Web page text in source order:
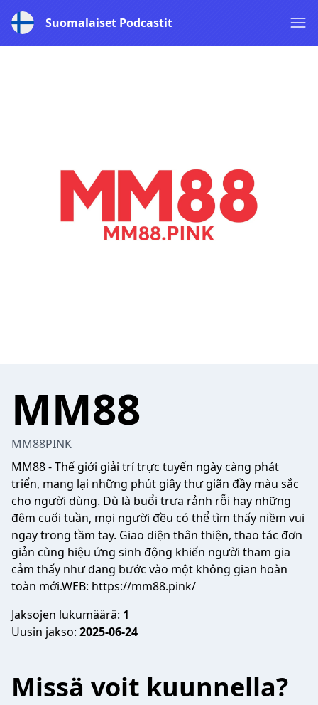
Suomalaiset Podcastit
MM88
MM88PINK
MM88- Thế giới giải trí trực tuyến ngày càng phát
triển, mang lại những phút giây thư giãn đầy màu sắc
cho người dùng. Dù là buổi trưa rảnh rỗi hay những
đêm cuối tuần, mọi người đều có thể tìm thấy niềm vui
ngay trong tầm tay. Giao diện thân thiện, thao tác đơn
giản cùng hiệu ứng sinh động khiến người tham gia
cảm thấy như đang bước vào một không gian hoàn
toàn mới.WEB: https://mm88.pink/
Jaksojen lukumäärä: 1
Uusin jakso: 2025-06-24
Missä voit kuunnella?